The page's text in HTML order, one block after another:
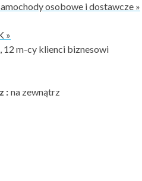
osobowe i dostawcze »
»
12 m-cy klienci biznesowi
: na zewnątrz